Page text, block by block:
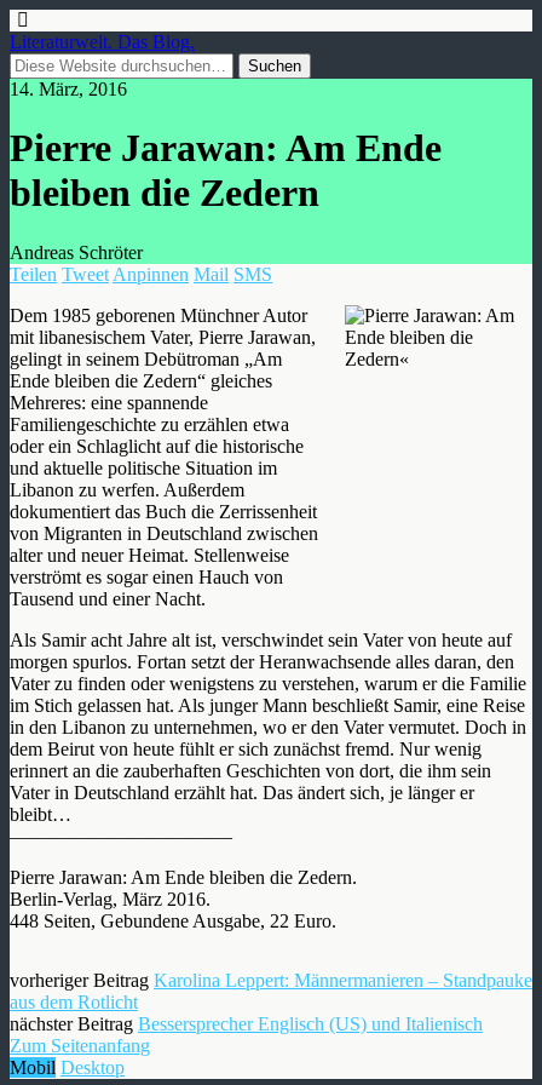
Literaturwelt. Das Blog.
14. März, 2016
Pierre Jarawan: Am Ende
bleiben die Zedern
Andreas Schröter
Teilen Tweet Anpinnen Mail SMS
Dem 1985 geborenen Münchner Autor
mit libanesischem Vater, Pierre Jarawan,
gelingt in seinem Debütroman „Am
Ende bleiben die Zedern“ gleiches
Mehreres: eine spannende
Familiengeschichte zu erzählen etwa
oder ein Schlaglicht auf die historische
und aktuelle politische Situation im
Libanon zu werfen. Außerdem
dokumentiert das Buch die Zerrissenheit
von Migranten in Deutschland zwischen
alter und neuer Heimat. Stellenweise
verströmt es sogar einen Hauch von
Tausend und einer Nacht.
Als Samir acht Jahre alt ist, verschwindet sein Vater von heute auf
morgen spurlos. Fortan setzt der Heranwachsende alles daran, den
Vater zu finden oder wenigstens zu verstehen, warum er die Familie
im Stich gelassen hat. Als junger Mann beschließt Samir, eine Reise
in den Libanon zu unternehmen, wo er den Vater vermutet. Doch in
dem Beirut von heute fühlt er sich zunächst fremd. Nur wenig
erinnert an die zauberhaften Geschichten von dort, die ihm sein
Vater in Deutschland erzählt hat. Das ändert sich, je länger er
bleibt…
———————————–
Pierre Jarawan: Am Ende bleiben die Zedern.
Berlin-Verlag, März 2016.
448 Seiten, Gebundene Ausgabe, 22 Euro.
vorheriger Beitrag Karolina Leppert: Männermanieren – Standpauke
aus dem Rotlicht
nächster Beitrag Bessersprecher Englisch (US) und Italienisch
Zum Seitenanfang
Mobil Desktop